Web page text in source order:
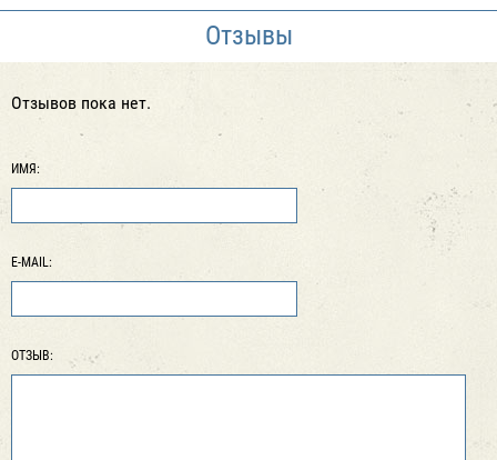
Отзывы
Отзывов пока нет.
ИМЯ:
E-MAIL:
ОТЗЫВ: